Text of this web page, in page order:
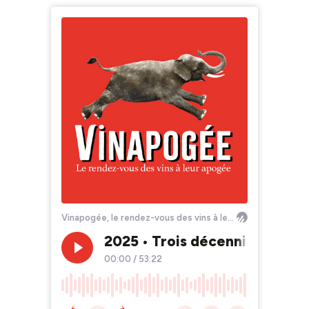
Vinapogée, le rendez-vous des vins à leur apogée
2025 • Trois décennies de
00:00 / 53:22